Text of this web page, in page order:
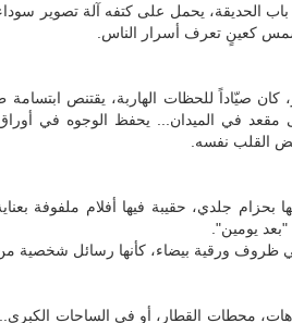
الحديقة، يحمل على كتفه آلة تصوير سوداء
كعينٍ تعرف أسرار الناس.
صيّاداً للحظات الهاربة، يقتنص
مقعد في الميدان... يحفظ الوجوه في
القلب نفسه.
بحزام جلدي، حقيبة فيها أفلام ملفوفة
يومين".
ظروف ورقية بيضاء، كأنها رسائل شخصية
محطات القطار، أو في الساحات الكبرى...